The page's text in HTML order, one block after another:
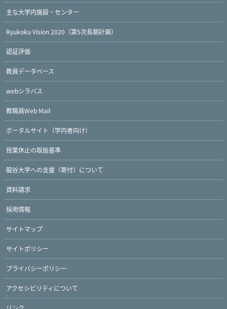
主な大学内施設・センター
Ryukoku Vision 2020（第5次長期計画）
認証評価
教員データベース
webシラバス
教職員Web Mail
ポータルサイト（学内者向け）
授業休止の取扱基準
龍谷大学への支援（寄付）について
資料請求
採用情報
サイトマップ
サイトポリシー
プライバシーポリシー
アクセシビリティについて